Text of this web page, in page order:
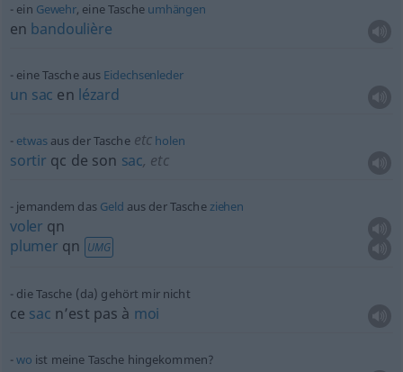
ein Gewehr, eine Tasche umhängen
en bandoulière
eine Tasche aus Eidechsenleder
un sac en lézard
etwasaus der Tascheetc holen
sortir qc de son sac, etc
jemandem das Geld aus der Tascheziehen
voler qn
plumer qn UMG
die Tasche (da) gehört mir nicht
ce sac n’est pas à moi
wo ist meine Tasche hingekommen?